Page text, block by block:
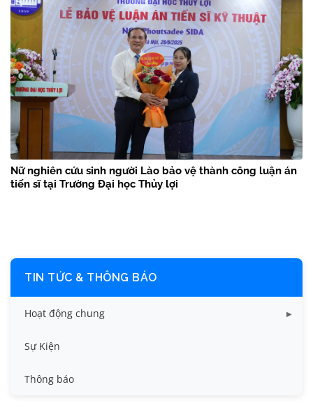
Nữ nghiên cứu sinh người Lào bảo vệ thành công luận án
tiến sĩ tại Trường Đại học Thủy lợi
TIN TỨC & THÔNG BÁO
Hoạt động chung
Tin công tác sinh viên
Tin đào tạo
Sự Kiện
Thông báo